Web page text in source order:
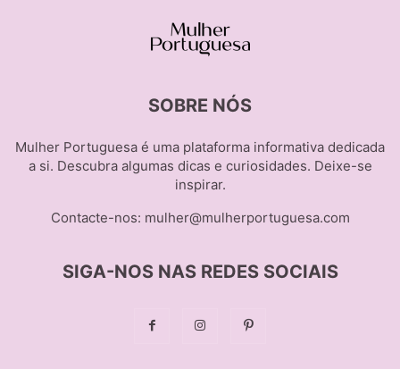
SOBRE NÓS
Mulher Portuguesa é uma plataforma informativa dedicada
a si. Descubra algumas dicas e curiosidades. Deixe-se
inspirar.
Contacte-nos: mulher@mulherportuguesa.com
SIGA-NOS NAS REDES SOCIAIS